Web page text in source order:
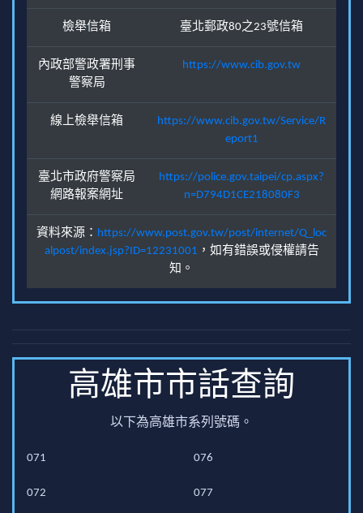
檢舉信箱 臺北郵政80之23號信箱
內政部警政署刑事
警察局
https://www.cib.gov.tw
線上檢舉信箱
https://www.cib.gov.tw/Service/R
eport1
臺北市政府警察局
網路報案網址
https://police.gov.taipei/cp.aspx?
n=D794D1CE218080F3
資料來源： https://www.post.gov.tw/post/internet/Q_loc
alpost/index.jsp?ID=12231001 ，如有錯誤或侵權請告
知。
高雄市市話查詢
以下為高雄市系列號碼。
071
072
076
077